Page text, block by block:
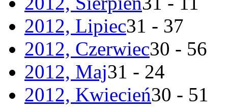
2012, Lipiec31 - 37
2012, Czerwiec30 - 56
2012, Maj31 - 24
2012, Kwiecień30 - 51